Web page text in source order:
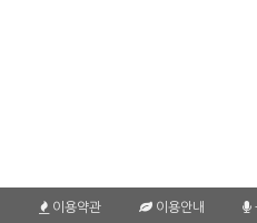
이용약관 이용안내